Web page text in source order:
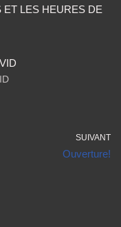
ET LES HEURES DE
SUIVANT
Ouverture!